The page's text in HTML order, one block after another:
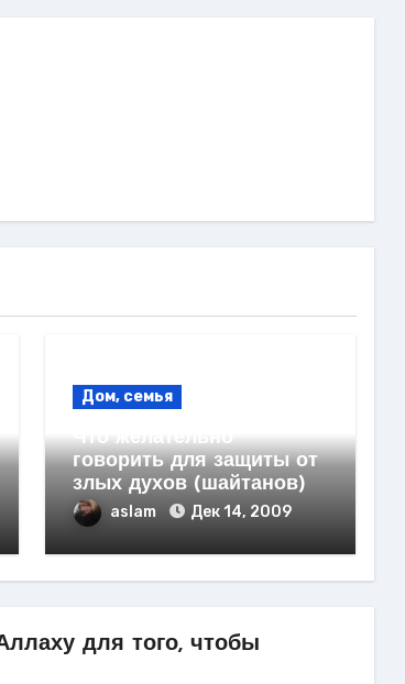
Дом, семья
Что желательно
говорить для защиты от
злых духов (шайтанов)
aslam Дек 14, 2009
для того, чтобы